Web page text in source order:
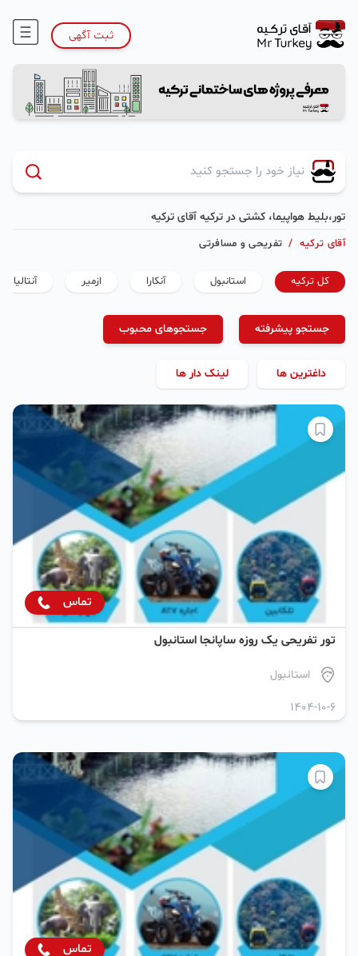
ثبت آگهی
تور،بلیط هواپیما، کشتی در ترکیه آقای ترکیه
آقای ترکیه / تفریحی و مسافرتی
کل ترکیه استانبول آنکارا ازمیر آنتالیا
جستجو پیشرفته جستجوهای محبوب
داغترین ها لینک دار ها
تماس
تور تفریحی یک روزه ساپانجا استانبول
استانبول
1404-10-6
تماس